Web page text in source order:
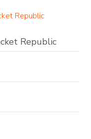
Republic
Republic